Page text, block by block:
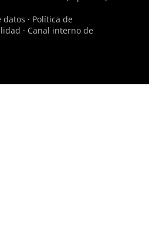
datos · Política de
· Canal interno de